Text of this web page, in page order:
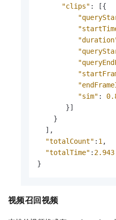
"clips" : [{
"sim" :
}]
}
] ,
"totalCount" : 1 ,
"totalTime" : 2.943
}
视频召回视频